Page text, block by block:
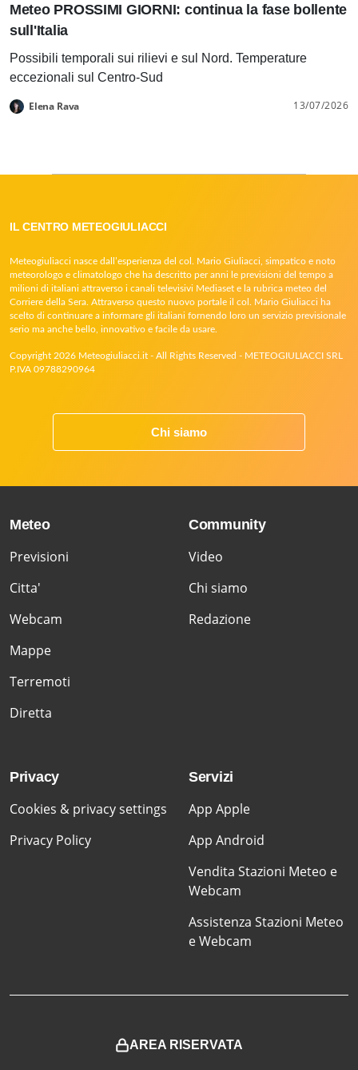
Meteo PROSSIMI GIORNI: continua la fase bollente
sull'Italia
Possibili temporali sui rilievi e sul Nord. Temperature
eccezionali sul Centro-Sud
Elena Rava 13/07/2026
IL CENTRO METEOGIULIACCI
Meteogiuliacci nasce dall’esperienza del col. Mario Giuliacci, simpatico e noto
meteorologo e climatologo che ha descritto per anni le previsioni del tempo a
milioni di italiani attraverso i canali televisivi Mediaset e la rubrica meteo del
Corriere della Sera. Attraverso questo nuovo portale il col. Mario Giuliacci ha
scelto di continuare a informare gli italiani fornendo loro un servizio previsionale
serio ma anche bello, innovativo e facile da usare.
Copyright 2026 Meteogiuliacci.it - All Rights Reserved - METEOGIULIACCI SRL
P.IVA 09788290964
Chi siamo
Meteo
Previsioni
Citta'
Webcam
Mappe
Terremoti
Diretta
Community
Video
Chi siamo
Redazione
Privacy
Cookies & privacy settings
Privacy Policy
Servizi
App Apple
App Android
Vendita Stazioni Meteo e
Webcam
Assistenza Stazioni Meteo
e Webcam
AREA RISERVATA